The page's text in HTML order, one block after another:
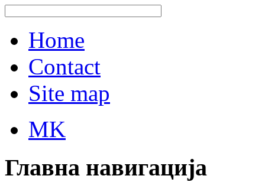
Home
Contact
Site map
MK
Главна навигација